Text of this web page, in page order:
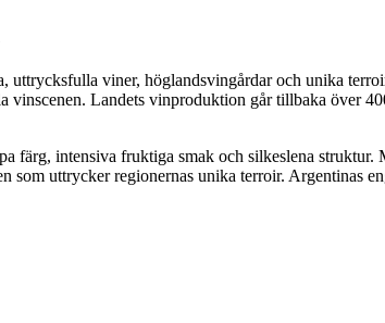
viner, höglandsvingårdar och unika
Landets vinproduktion går tillbaka över
intensiva fruktiga smak och silkeslena
som uttrycker regionernas unika terroir. Argentinas